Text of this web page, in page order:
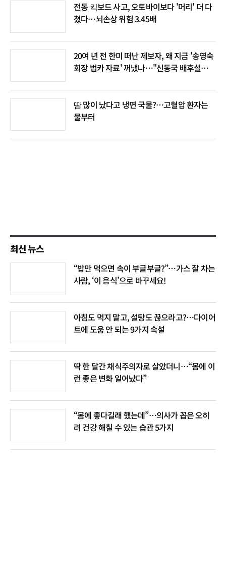
전동 킥보드 사고, 오토바이보다 '머리' 더 다
쳤다…뇌손상 위험 3.45배
20여 년 전 한미 떠난 제보자, 왜 지금 '송영숙
회장 법카 자료' 꺼냈나…"신동국 배후설은
땀 많이 났다고 냉면 국물?…고혈압 환자는
물부터
최신 뉴스
“밥만 먹으면 속이 부글부글?”…가스 잘 차는
사람, ‘이 음식’으로 바꾸세요!
아침도 먹지 말고, 설탕도 끊으라고?…다이어
트에 도움 안 되는 9가지 속설
딱 한 달간 채식주의자로 살았더니…“몸에 이
런 좋은 변화 일어났다”
“몸에 좋다길래 했는데”…의사가 꼽은 오히
려 건강 해칠 수 있는 습관 5가지